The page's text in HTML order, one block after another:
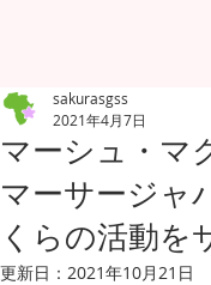
マーシュ・マ
マーサージャ
くらの活動を
sakurasgss
2021年4月7日
更新日： 2021年10月21日